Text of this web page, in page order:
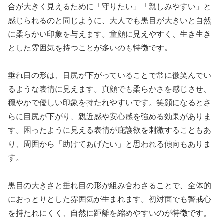
合が大きく見えるために「守りたい」「親しみやすい」と
感じられるのと同じように、大人でも黒目が大きいと自然
に柔らかい印象を与えます。童顔に見えやすく、生き生き
とした雰囲気を持つことが多いのも特徴です。
垂れ目の形は、目尻が下がっていることで常に微笑んでい
るような表情に見えます。真顔でも柔らかさを感じさせ、
穏やかで優しい印象を持たれやすいです。笑顔になるとさ
らに目尻が下がり、親近感や安心感を強める効果がありま
す。困ったように見える表情が庇護欲を刺激することもあ
り、周囲から「助けてあげたい」と思われる傾向もありま
す。
黒目の大きさと垂れ目の形が組み合わさることで、全体的
におっとりとした雰囲気が生まれます。初対面でも警戒心
を持たれにくく、自然に距離を縮めやすいのが特徴です。